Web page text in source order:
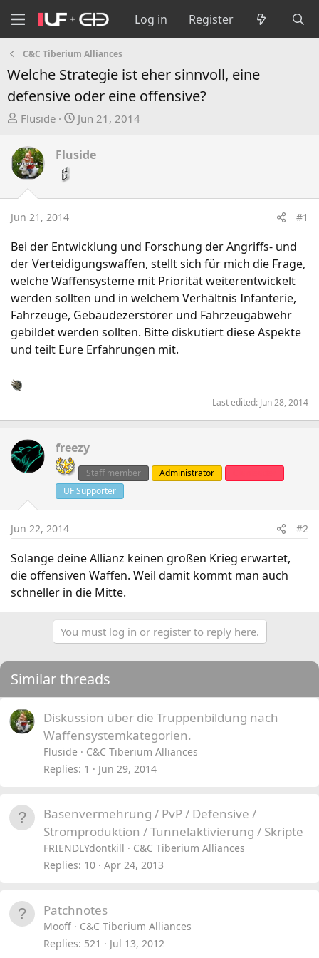
Log in Register
C&C Tiberium Alliances
Welche Strategie ist eher sinnvoll, eine
defensive oder eine offensive?
T
r
e
a
d
t
a
r
e
r
Fluside
S
a
d
t
e
Jun 21, 2014
Fluside
Jun 21, 2014 #1
Bei der Entwicklung und Forschung der Angriffs- und
der Verteidigungswaffen, stellt sich für mich die Frage,
welche Waffensysteme mit Priorität weiterentwickelt
werden sollten und in welchem Verhältnis Infanterie,
Fahrzeuge, Gebäudezerstörer und Fahrzeugabwehr
gebildet werden sollten. Bitte diskutiert diese Aspekte
und teilt Eure Erfahrungen mit.
Last edited: Jun 28, 2014
freezy
Staff member Administrator
UF Supporter
Jun 22, 2014 #2
Solange deine Allianz keinen großen Krieg erwartet,
die offensiven Waffen. Weil damit kommt man auch
schneller in die Mitte.
You must log in or register to reply here.
Similar threads
Diskussion über die Truppenbildung nach
Waffensystemkategorien.
Fluside
C&C Tiberium Alliances
Replies 1 Jun 29, 2014
Basenvermehrung / PvP / Defensive /
Stromproduktion / Tunnelaktivierung / Skripte
FRIENDLYdontkill
C&C Tiberium Alliances
Replies 10 Apr 24, 2013
Patchnotes
Mooff
C&C Tiberium Alliances
Replies 521 Jul 13, 2012